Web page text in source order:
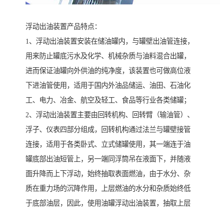
浮动出油装置产品特点：
1、浮动出油装置安装在储油罐内，与罐壁出油管连接，
用来防止罐底污水及化学、机械杂质与油料混合出罐，
进而保证油罐向外供油的纯净度，该装置也可做高位液
下进油管使用，适用于国内外油品储运、油田、石油化
工、电力、冶金、航空及轻工、食品等行业各类储罐；
2、浮动出油装置主要由回转机构、回转臂（输油管）、
浮子、仪表四部分组成，回转机构通过法兰与罐壁接管
连接，适用于各类卧式、立式储罐使用，其一端连于油
罐底部出油短管上，另一端同浮筒吊在液面下，并随液
面升降而上下浮动，始终抽取表面燃油，由于水分、杂
质在重力场的沉降作用，上层燃油的水分和杂质始终低
于底部油层，因此，使用油罐浮动出油装置，抽取上层